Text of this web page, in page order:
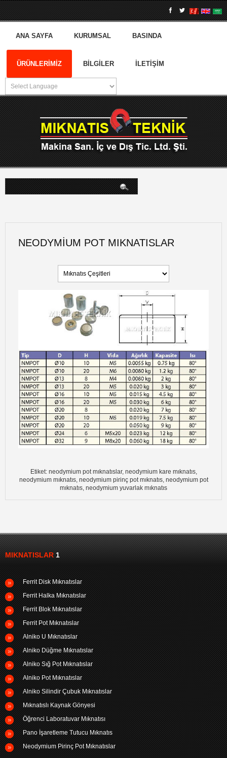
ANA SAYFA KURUMSAL BASINDA
ÜRÜNLERIMIZ BILGILER İLETIŞIM
arama...
NEODYMIUM POT MIKNATISLAR
Etiket: neodymium pot mıknatıslar, neodymium kare mıknatıs,
neodymium mıknatıs, neodymium pirinç pot mıknatıs, neodymium pot
mıknatıs, neodymium yuvarlak mıknatıs
MIKNATISLAR1
Ferrit Disk Mıknatıslar
Ferrit Halka Mıknatıslar
Ferrit Blok Mıknatıslar
Ferrit Pot Mıknatıslar
Alniko U Mıknatıslar
Alniko Düğme Mıknatıslar
Alniko Sığ Pot Mıknatıslar
Alniko Pot Mıknatıslar
Alniko Silindir Çubuk Mıknatıslar
Mıknatıslı Kaynak Gönyesi
Öğrenci Laboratuvar Mıknatısı
Pano İşaretleme Tutucu Mıknatıs
Neodymium Pirinç Pot Mıknatıslar